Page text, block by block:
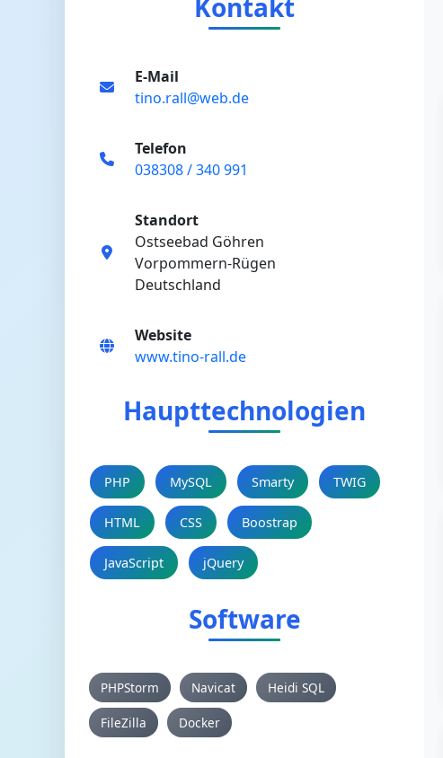
Kontakt
E-Mail
tino.rall@web.de
Telefon
038308 / 340 991
Standort
Ostseebad Göhren
Vorpommern-Rügen
Deutschland
Website
www.tino-rall.de
Haupttechnologien
PHP MySQL Smarty TWIG
HTML CSS Boostrap
JavaScript jQuery
Software
PHPStorm Navicat Heidi SQL
FileZilla Docker